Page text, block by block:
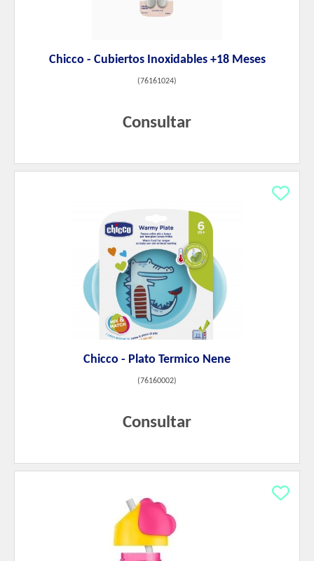
Chicco - Cubiertos Inoxidables +18 Meses
(76161024)
Consultar
Chicco - Plato Termico Nene
(76160002)
Consultar